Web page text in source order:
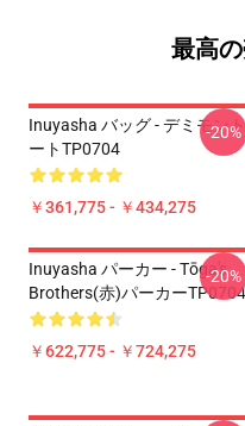
最高
Inuyasha バッグ - デミモント
ートTP0704
￥361,775 - ￥434,275
-20%
Inuyasha パーカー - Tōga's
Brothers(赤)パーカーTP0704
￥622,775 - ￥724,275
-20%